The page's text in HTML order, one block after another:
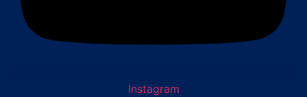
Instagram